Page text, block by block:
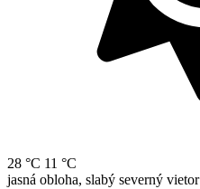
28 °C 11 °C
jasná obloha, slabý severný vietor